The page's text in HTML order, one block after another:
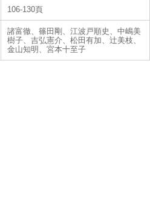
106-130頁
諸富徹、篠田剛、江波戸順史、中嶋美
樹子、吉弘憲介、松田有加、辻美枝、
金山知明、宮本十至子